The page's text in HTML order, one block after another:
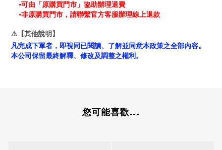
▪可由「原購買門市」協助辦理退費
▪非原購買門市，請聯繫官方客服辦理線上退款
⚠️【其他說明】
凡完成下單者，即視同已閱讀、了解並同意本政策之全部內容。
本公司保留最終解釋、修改及調整之權利。
您可能喜歡...